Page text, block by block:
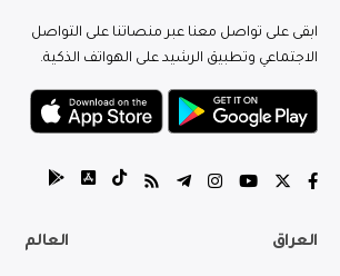
ابقى على تواصل معنا عبر منصاتنا على التواصل
الاجتماعي وتطبيق الرشيد على الهواتف الذكية.
العراق العالم